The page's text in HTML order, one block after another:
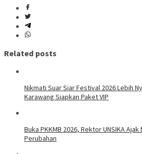
Related posts
Nikmati Suar Siar Festival 2026 Lebih
Karawang Siapkan Paket VIP
Buka PKKMB 2026, Rektor UNSIKA
Perubahan